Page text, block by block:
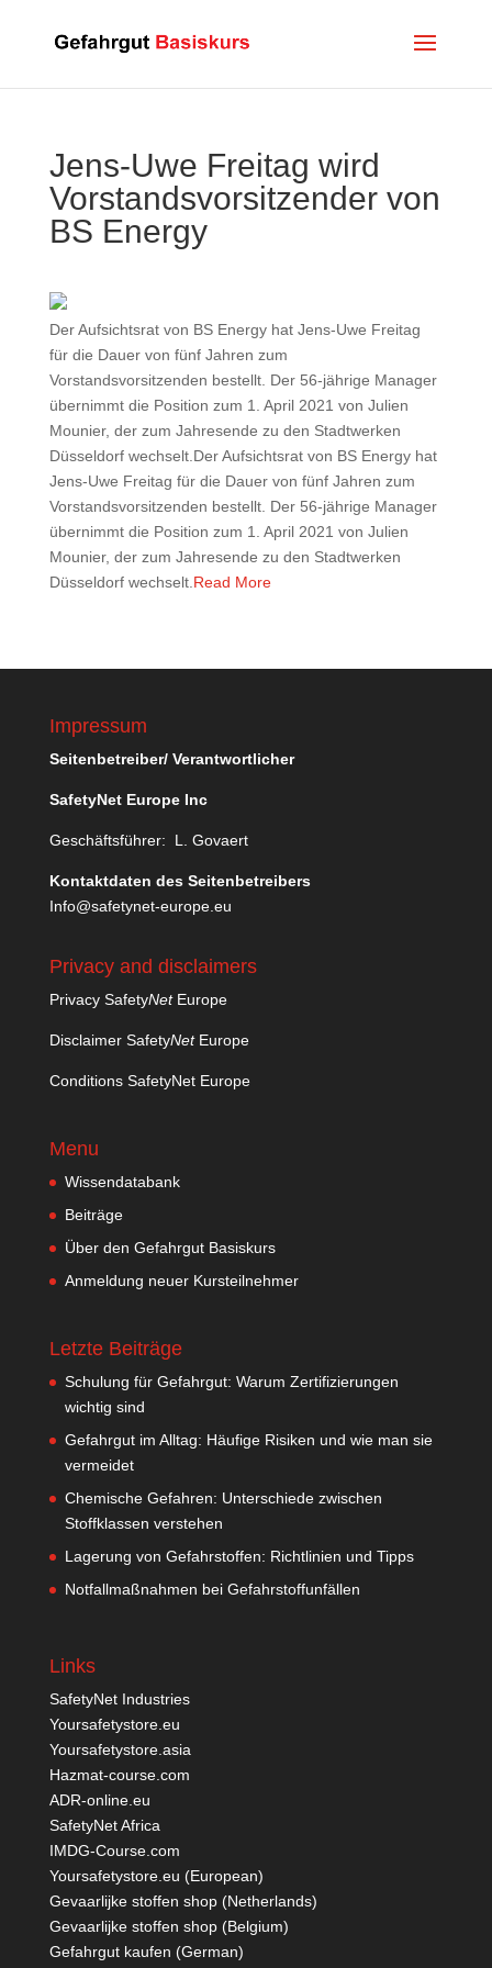
Jens-Uwe Freitag wird
Vorstandsvorsitzender von
BS Energy
Der Aufsichtsrat von BS Energy hat Jens-Uwe Freitag
für die Dauer von fünf Jahren zum
Vorstandsvorsitzenden bestellt. Der 56-jährige Manager
übernimmt die Position zum 1. April 2021 von Julien
Mounier, der zum Jahresende zu den Stadtwerken
Düsseldorf wechselt.Der Aufsichtsrat von BS Energy hat
Jens-Uwe Freitag für die Dauer von fünf Jahren zum
Vorstandsvorsitzenden bestellt. Der 56-jährige Manager
übernimmt die Position zum 1. April 2021 von Julien
Mounier, der zum Jahresende zu den Stadtwerken
Düsseldorf wechselt. Read More
Impressum
Seitenbetreiber/ Verantwortlicher
SafetyNet Europe Inc
Geschäftsführer: L. Govaert
Kontaktdaten des Seitenbetreibers
Info@safetynet-europe.eu
Privacy and disclaimers
Privacy SafetyNetEurope
Disclaimer SafetyNetEurope
Conditions SafetyNet Europe
Menu
Wissendatabank
Beiträge
Über den Gefahrgut Basiskurs
Anmeldung neuer Kursteilnehmer
Letzte Beiträge
Schulung für Gefahrgut: Warum Zertifizierungen
wichtig sind
Gefahrgut im Alltag: Häufige Risiken und wie man sie
vermeidet
Chemische Gefahren: Unterschiede zwischen
Stoffklassen verstehen
Lagerung von Gefahrstoffen: Richtlinien und Tipps
Notfallmaßnahmen bei Gefahrstoffunfällen
Links
SafetyNet Industries
Yoursafetystore.eu
Yoursafetystore.asia
Hazmat-course.com
ADR-online.eu
SafetyNet Africa
IMDG-Course.com
Yoursafetystore.eu (European)
Gevaarlijke stoffen shop (Netherlands)
Gevaarlijke stoffen shop (Belgium)
Gefahrgut kaufen (German)